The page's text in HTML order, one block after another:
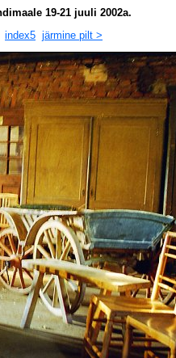
19-21 juuli 2002a.
index5 järmine pilt >